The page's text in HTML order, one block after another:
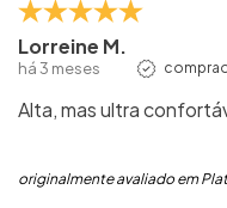
Lorreine M.
há 3 meses
Alta, mas ultra
originalmente avaliado em